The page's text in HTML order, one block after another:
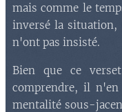
mais comme le
inversé la situation,
n'ont pas insisté.
Bien que ce
comprendre, il
mentalité sous-